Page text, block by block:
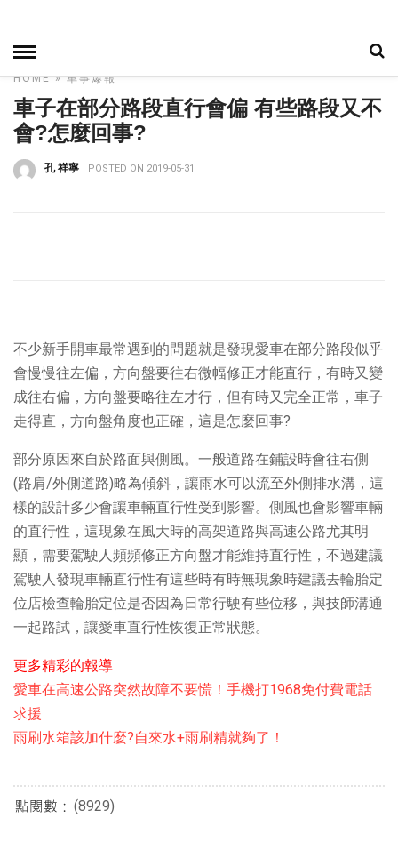
HOME»車事爆報
車子在部分路段直行會偏 有些路段又不
會?怎麼回事?
孔 祥寧 POSTED ON 2019-05-31
不少新手開車最常遇到的問題就是發現愛車在部分路段似乎
會慢慢往左偏，方向盤要往右微幅修正才能直行，有時又變
成往右偏，方向盤要略往左才行，但有時又完全正常，車子
走得直，方向盤角度也正確，這是怎麼回事?
部分原因來自於路面與側風。一般道路在鋪設時會往右側
(路肩/外側道路)略為傾斜，讓雨水可以流至外側排水溝，這
樣的設計多少會讓車輛直行性受到影響。側風也會影響車輛
的直行性，這現象在風大時的高架道路與高速公路尤其明
顯，需要駕駛人頻頻修正方向盤才能維持直行性，不過建議
駕駛人發現車輛直行性有這些時有時無現象時建議去輪胎定
位店檢查輪胎定位是否因為日常行駛有些位移，與技師溝通
一起路試，讓愛車直行性恢復正常狀態。
更多精彩的報導
愛車在高速公路突然故障不要慌！手機打1968免付費電話
求援
雨刷水箱該加什麼?自來水+雨刷精就夠了！
(8929)